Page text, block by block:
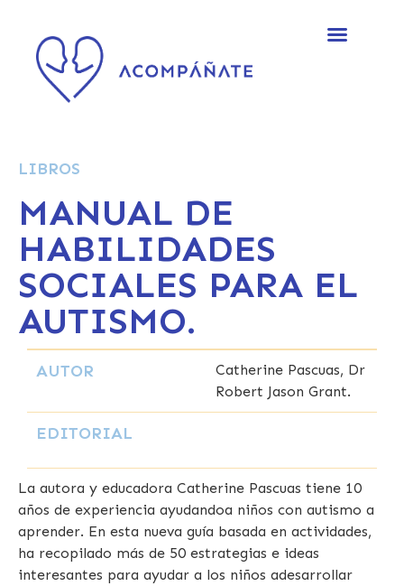
LIBROS
MANUAL DE
HABILIDADES
SOCIALES PARA EL
AUTISMO.
AUTOR
Catherine Pascuas, Dr
Robert Jason Grant.
EDITORIAL
La autora y educadora Catherine Pascuas tiene 10
años de experiencia ayudandoa niños con autismo a
aprender. En esta nueva guía basada en actividades,
ha recopilado más de 50 estrategias e ideas
interesantes para ayudar a los niños adesarrollar